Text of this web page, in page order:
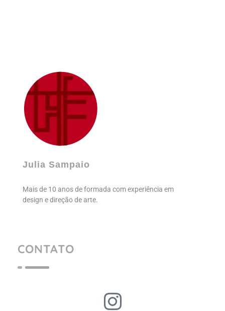
Julia Sampaio
Mais de 10 anos de formada com experiência em
design e direção de arte.
CONTATO